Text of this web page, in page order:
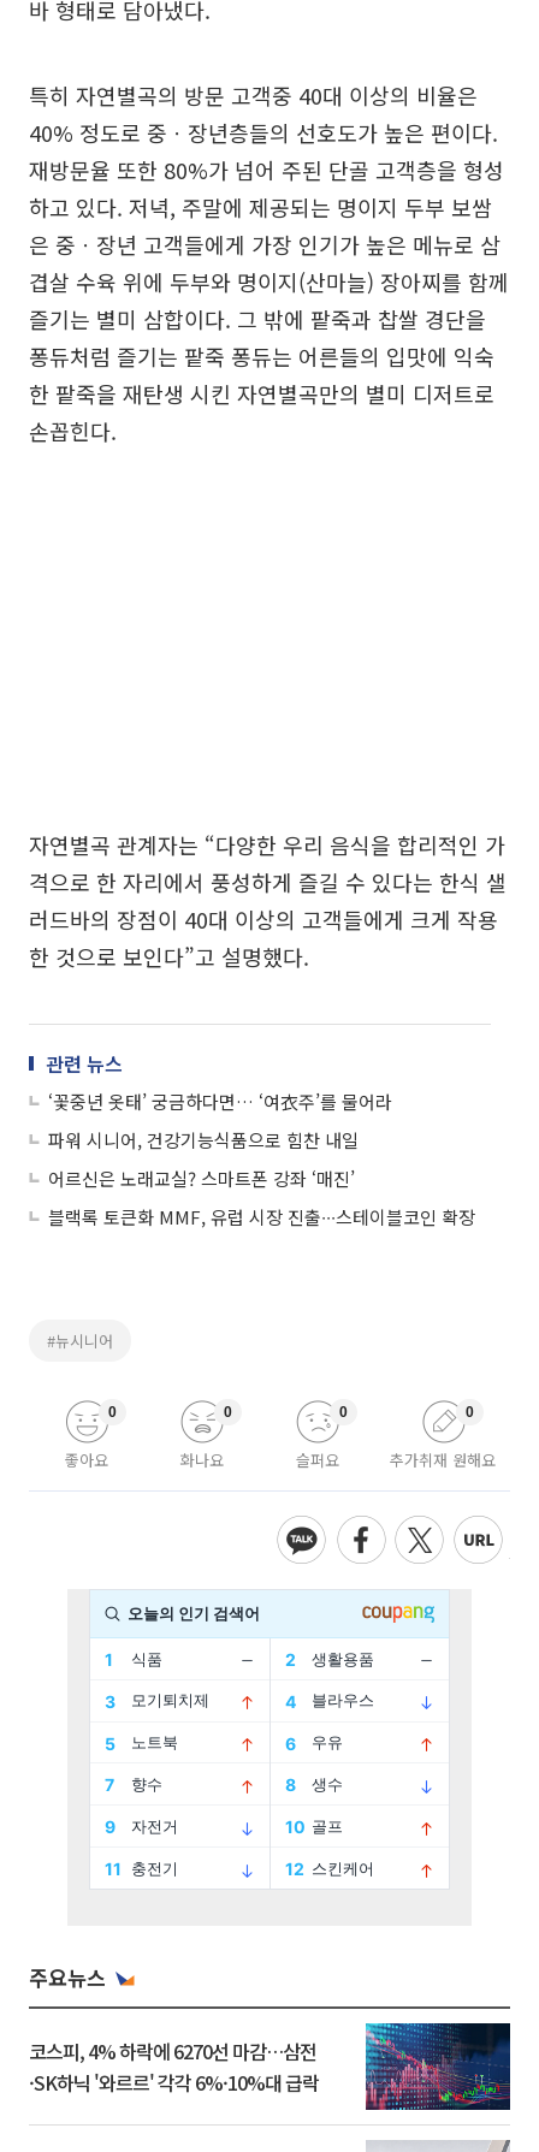
바 형태로 담아냈다.
특히 자연별곡의 방문 고객중 40대 이상의 비율은
40% 정도로 중ㆍ장년층들의 선호도가 높은 편이다.
재방문율 또한 80%가 넘어 주된 단골 고객층을 형성
하고 있다. 저녁, 주말에 제공되는 명이지 두부 보쌈
은 중ㆍ장년 고객들에게 가장 인기가 높은 메뉴로 삼
겹살 수육 위에 두부와 명이지(산마늘) 장아찌를 함께
즐기는 별미 삼합이다. 그 밖에 팥죽과 찹쌀 경단을
퐁듀처럼 즐기는 팥죽 퐁듀는 어른들의 입맛에 익숙
한 팥죽을 재탄생 시킨 자연별곡만의 별미 디저트로
손꼽힌다.
자연별곡 관계자는 “다양한 우리 음식을 합리적인 가
격으로 한 자리에서 풍성하게 즐길 수 있다는 한식 샐
러드바의 장점이 40대 이상의 고객들에게 크게 작용
한 것으로 보인다”고 설명했다.
관련 뉴스
‘꽃중년 옷태’ 궁금하다면… ‘여衣주’를 물어라
파워 시니어, 건강기능식품으로 힘찬 내일
어르신은 노래교실? 스마트폰 강좌 ‘매진’
블랙록 토큰화 MMF, 유럽 시장 진출∙∙∙스테이블코인 확장
#뉴시니어
좋아요
0
화나요
0
슬퍼요
0
추가취재 원해요
0
주요뉴스
코스피, 4% 하락에 6270선 마감…삼전
·SK하닉 '와르르' 각각 6%·10%대 급락